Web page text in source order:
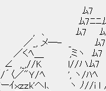
.＼ .＼
＼ ＼.
. ..＼
ﾏﾆﾆﾆﾆ7
7 ﾑノV ﾏ
l ﾑ7¨´ ﾑ
/ﾊﾍ / ﾑ7
k'へl､ ヽ ﾉ